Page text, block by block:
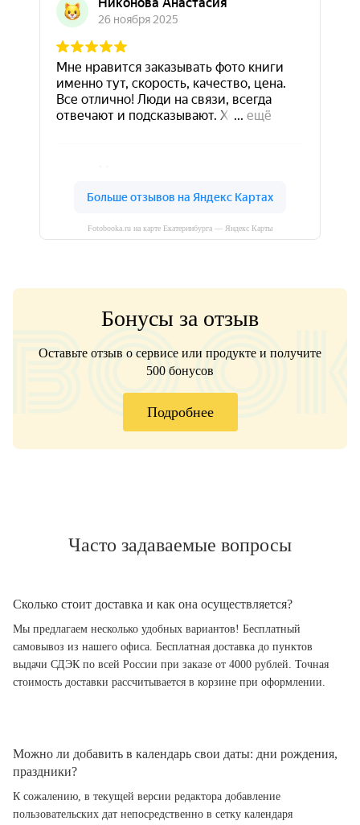
Fotobooka.ru на карте Екатеринбурга — Яндекс Карты
Бонусы за отзыв
Оставьте отзыв о сервисе или продукте и получите
500 бонусов
Подробнее
Часто задаваемые вопросы
Сколько стоит доставка и как она осуществляется?
Мы предлагаем несколько удобных вариантов! Бесплатный
самовывоз из нашего офиса. Бесплатная доставка до пунктов
выдачи СДЭК по всей России при заказе от 4000 рублей. Точная
стоимость доставки рассчитывается в корзине при оформлении.
Можно ли добавить в календарь свои даты: дни рождения,
праздники?
К сожалению, в текущей версии редактора добавление
пользовательских дат непосредственно в сетку календаря